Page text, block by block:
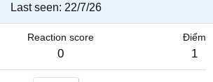
Last seen 22/7/26
Reaction score
0
Điểm
1